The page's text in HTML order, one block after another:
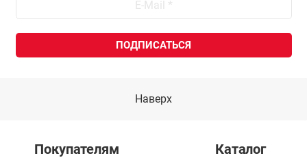
Наверх
Покупателям Каталог